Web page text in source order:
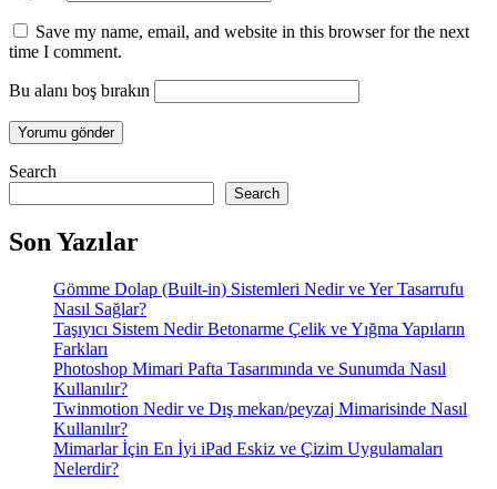
Save my name, email, and website in this browser for the next
time I comment.
Bu alanı boş bırakın
Search
Search
Son Yazılar
Gömme Dolap (Built-in) Sistemleri Nedir ve Yer Tasarrufu
Nasıl Sağlar?
Taşıyıcı Sistem Nedir Betonarme Çelik ve Yığma Yapıların
Farkları
Photoshop Mimari Pafta Tasarımında ve Sunumda Nasıl
Kullanılır?
Twinmotion Nedir ve Dış mekan/peyzaj Mimarisinde Nasıl
Kullanılır?
Mimarlar İçin En İyi iPad Eskiz ve Çizim Uygulamaları
Nelerdir?